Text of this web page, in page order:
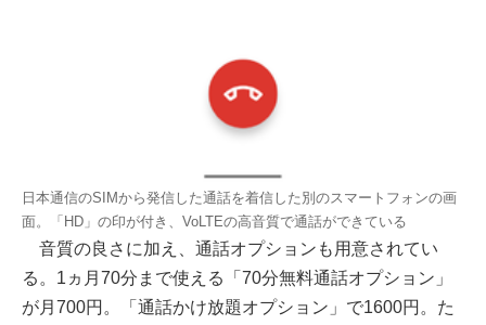
日本通信のSIMから発信した通話を着信した別のスマートフォンの画
面。「HD」の印が付き、VoLTEの高音質で通話ができている
音質の良さに加え、通話オプションも用意されてい
る。1ヵ月70分まで使える「70分無料通話オプション」
が月700円。「通話かけ放題オプション」で1600円。た